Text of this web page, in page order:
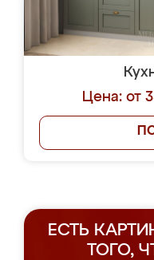
Цена: от
ЕСТЬ
ТОГО,